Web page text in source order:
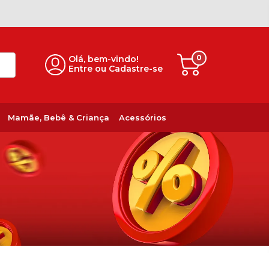
Olá, bem-vindo!
Entre ou Cadastre-se
0
Mamãe, Bebê & Criança Acessórios